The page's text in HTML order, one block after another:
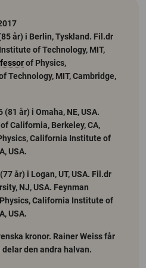
år) i Berlin, Tyskland. Fil.dr
of Technology, MIT,
of Physics,
Technology, MIT, Cambridge,
(81 år) i Omaha, NE, USA.
California, Berkeley, CA,
California Institute of
USA.
år) i Logan, UT, USA. Fil.dr
NJ, USA. Feynman
California Institute of
USA.
kronor. Rainer Weiss får
den andra halvan.